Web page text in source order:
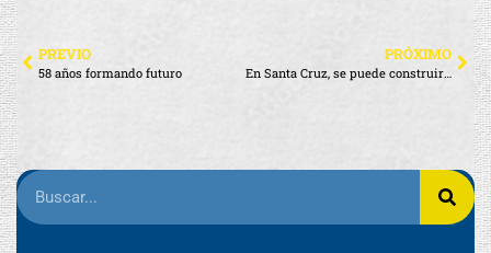
PREVIO
58 años formando futuro
PRÓXIMO
En Santa Cruz, se puede construir sin destruir, y nuestro trabajo lo compartimos